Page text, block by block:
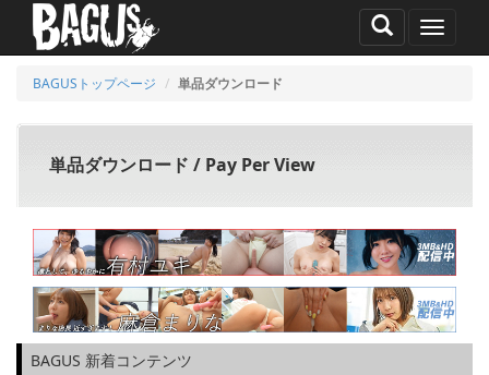
MENU
BAGUSトップページ 単品ダウンロード
単品ダウンロード / Pay Per View
BAGUS 新着コンテンツ